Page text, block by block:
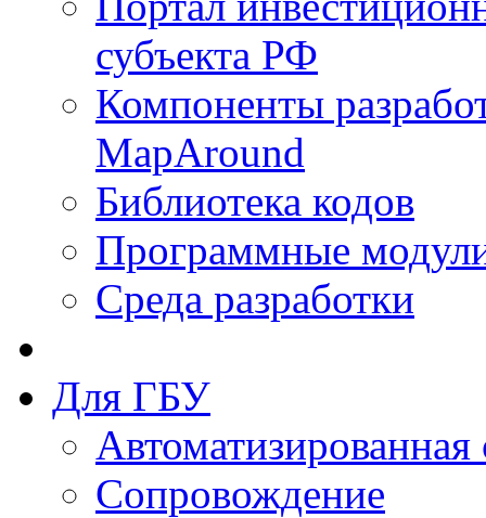
субъекта РФ
Компоненты
MapAround
Библиотека кодов
Программные
Среда разработки
Для ГБУ
Сопровождение